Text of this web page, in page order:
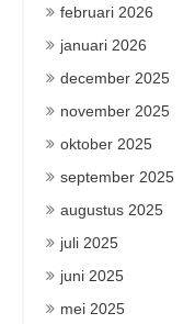
februari 2026
januari 2026
december 2025
november 2025
oktober 2025
september 2025
augustus 2025
juli 2025
juni 2025
mei 2025